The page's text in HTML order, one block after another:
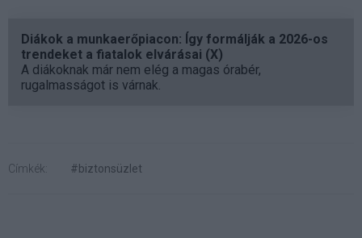
Diákok a munkaerőpiacon: Így formálják a 2026-os
trendeket a fiatalok elvárásai (X)
A diákoknak már nem elég a magas órabér,
rugalmasságot is várnak.
Címkék: #biztonsüzlet